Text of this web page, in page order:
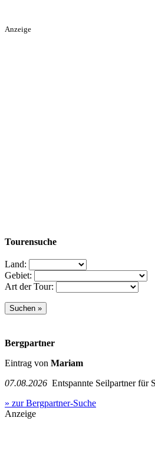
Anzeige
Tourensuche
Land:
Gebiet:
Art der Tour:
Bergpartner
Eintrag von Mariam
07.08.2026 Entspannte Seilpartner für
» zur Bergpartner-Suche
Anzeige